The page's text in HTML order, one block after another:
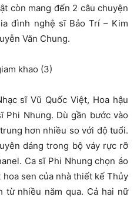
còn mang đến 2 câu chuyện
đình nghệ sĩ Bảo Trí – Kim
Văn Chung.
sĩ Vũ Quốc Việt, Hoa hậu
Phi Nhung. Dù gần bước vào
hơn nhiều so với độ tuổi.
dáng trong bộ váy rực rỡ
Ca sĩ Phi Nhung chọn áo
sen của nhà thiết kế Thủy
từ nhiều năm qua. Cả hai nữ